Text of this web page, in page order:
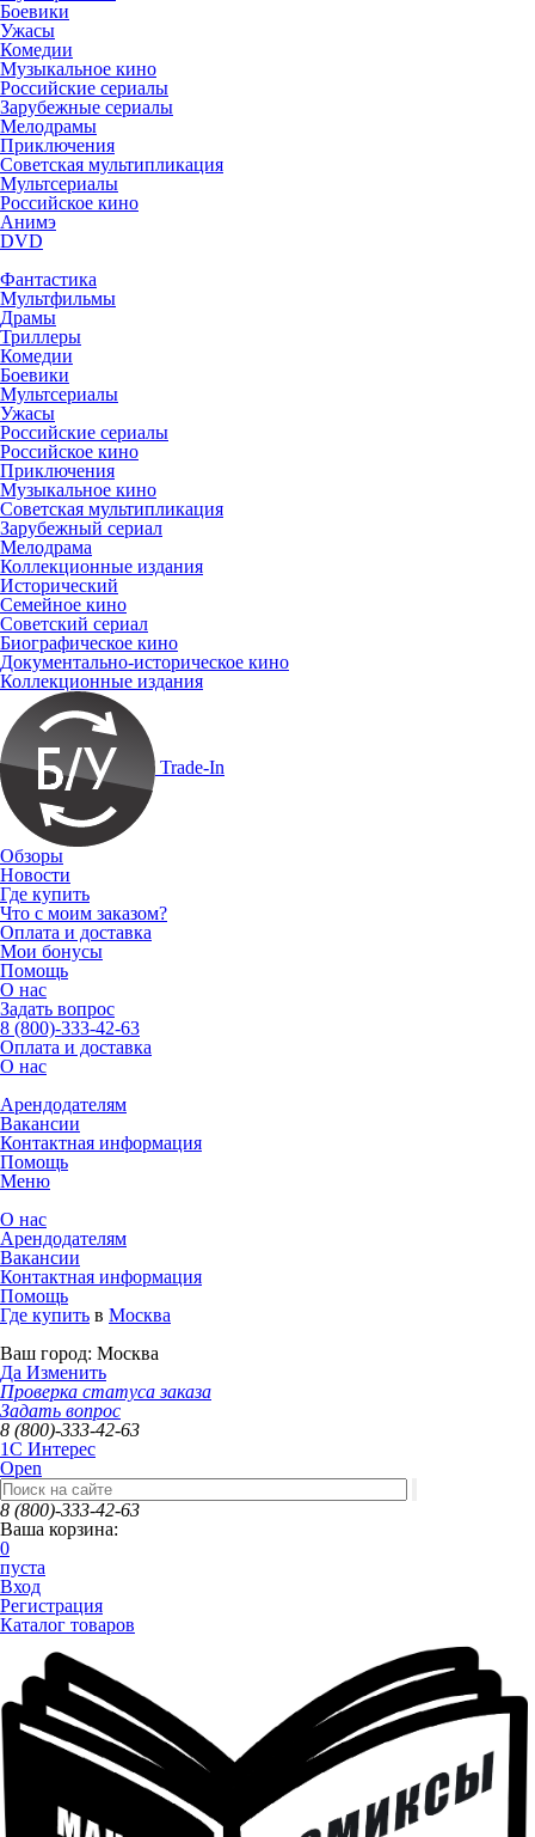
Боевики
Ужасы
Комедии
Музыкальное кино
Российские сериалы
Зарубежные сериалы
Мелодрамы
Приключения
Советская мультипликация
Мультсериалы
Российское кино
Анимэ
DVD
Фантастика
Мультфильмы
Драмы
Триллеры
Комедии
Боевики
Мультсериалы
Ужасы
Российские сериалы
Российское кино
Приключения
Музыкальное кино
Советская мультипликация
Зарубежный сериал
Мелодрама
Коллекционные издания
Исторический
Семейное кино
Советский сериал
Биографическое кино
Документально-историческое кино
Коллекционные издания
Trade-In
Обзоры
Новости
Где купить
Что с моим заказом?
Оплата и доставка
Мои бонусы
Помощь
О нас
Задать вопрос
8 (800)-333-42-63
Оплата и доставка
О нас
Арендодателям
Вакансии
Контактная информация
Помощь
Меню
О нас
Арендодателям
Вакансии
Контактная информация
Помощь
Где купить в Москва
Ваш город: Москва
Да Изменить
Проверка статуса заказа
Задать вопрос
8 (800)-333-42-63
1C Интерес
Open
8 (800)-333-42-63
Ваша корзина:
0
пуста
Вход
Регистрация
Каталог товаров